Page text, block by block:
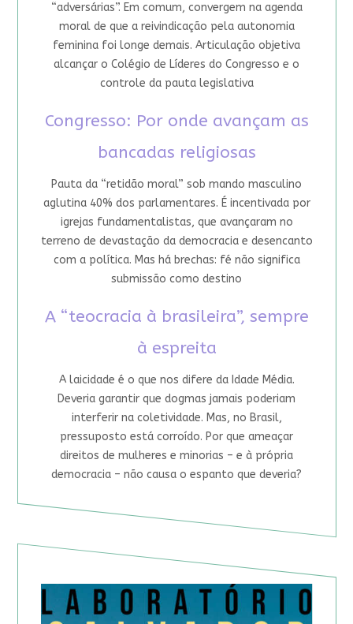
“adversárias”. Em comum, convergem na agenda
moral de que a reivindicação pela autonomia
feminina foi longe demais. Articulação objetiva
alcançar o Colégio de Líderes do Congresso e o
controle da pauta legislativa
Congresso: Por onde avançam as
bancadas religiosas
Pauta da “retidão moral” sob mando masculino
aglutina 40% dos parlamentares. É incentivada por
igrejas fundamentalistas, que avançaram no
terreno de devastação da democracia e desencanto
com a política. Mas há brechas: fé não significa
submissão como destino
A “teocracia à brasileira”, sempre
à espreita
A laicidade é o que nos difere da Idade Média.
Deveria garantir que dogmas jamais poderiam
interferir na coletividade. Mas, no Brasil,
pressuposto está corroído. Por que ameaçar
direitos de mulheres e minorias – e à própria
democracia – não causa o espanto que deveria?